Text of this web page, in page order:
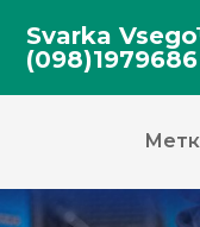
Svarka
(098)1979686